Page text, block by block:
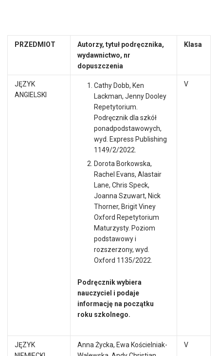
PRZEDMIOT
Autorzy, tytuł podręcznika,
wydawnictwo, nr
dopuszczenia
Klasa
JĘZYK
ANGIELSKI
Cathy Dobb, Ken
Lackman, Jenny Dooley
Repetytorium.
Podręcznik dla szkół
ponadpodstawowych,
wyd. Express Publishing
1149/2/2022.
Dorota Borkowska,
Rachel Evans, Alastair
Lane, Chris Speck,
Joanna Szuwart, Nick
Thorner, Brigit Viney
Oxford Repetytorium
Maturzysty. Poziom
podstawowy i
rozszerzony, wyd.
Oxford 1135/2022.
Podręcznik wybiera
nauczyciel i podaje
informację na początku
roku szkolnego.
V
JĘZYK
Anna Życka, Ewa Kościelniak-
V